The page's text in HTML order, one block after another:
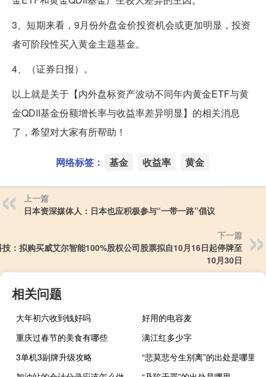
3、短期来看，9月份外盘金价投资机会或更加明显，投资
者可阶段性买入黄金主题基金。
4、（证券日报）。
以上就是关于【内外盘标资产波动不同年内黄金ETF与黄
金QDII基金份额增长率与收益率差异明显】的相关消息
了，希望对大家有所帮助！
网络标签： 基金 收益率 黄金
上一篇
日本资深媒体人：日本也应积极参与“一带一路”倡议
下一篇
技：拟购买威艾尔智能100%股权公司股票拟自10月16日起停牌至
10月30日
相关问题
大年初六收到钱好吗
好用的电容麦
重庆过春节的美食有哪些
满江红多少字
3单机3副牌升级攻略
“悲莫悲兮生别离”的出处是哪里